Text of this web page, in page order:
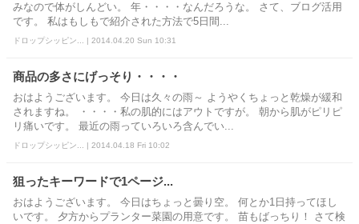
みなので体がしんどい。 年・・・・なんだろうな。 さて、ブログ活用
です。 私はもしもで紹介された方法で5日間...
ドロップシッピン... | 2014.04.20 Sun 10:31
商品の多さにげっそり・・・・
おはようございます。 今日は久々の雨～ ようやくちょっと乾燥が緩和
されますね。 ・・・・私の肌的にはアウトですが。 朝から肌がピリピ
リ痛いです。 最近の雨っていろいろ含んでい...
ドロップシッピン... | 2014.04.18 Fri 10:02
狙ったキーワードで1ページ...
おはようございます。 今日はちょっと曇り空。 何とか1日持ってほし
いです。 夕方からプランター菜園の用意です。 苗もばっちり！ さて検